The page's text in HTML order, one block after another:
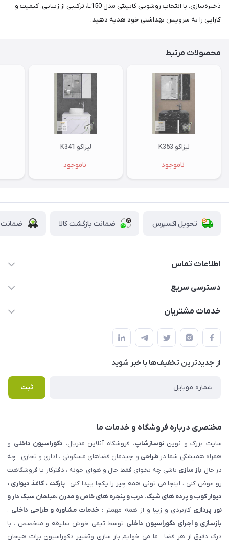
ذخیره‌سازی. با انتخاب روشویی کابینتی مدل L150، ترکیبی از زیبایی، کیفیت و
کارایی را به سرویس بهداشتی خود هدیه دهید.
محصولات مرتبط
لیزاکو K353
ناموجود
لیزاکو K341
ناموجود
تحویل اکسپرس ضمانت بازگشت کالا ضمانت
اطلاعات تماس
09123855612
املاک مدنی - نوساز شاپ
دسترسی سریع
حساب کاربری
لیست محصولات
درباره ما
خدمات مشتریان
قوانین و مقررات
حریم خصوصی
راهنما
پرسش های متداول
از جدید‌ترین تخفیف‌ها با‌ خبر شوید
ثبت
مختصری درباره فروشگاه و خدمات ما
سایت بزرگ و نویننوسازشاپ، فروشگاه آنلاین متریال، دکوراسیون داخلی و
همراه همیشگی شما درطراحی و چیدمان فضاهای مسکونی ، اداری و تجاری . چه
در حال باز سازی باشی چه بخوای فقط حال و هوای خونه ، دفترکار یا فروشگاهت
رو عوض کنی ، اینجا می تونی همه چیز را یکجا پیدا کنی :پارکت ، کاغذ دیواری ،
دیوار کوب و پرده های شیک. درب و پنجره های خاص و مدرن ،مبلمان سبک دار و
نور پردازی کاربردی و زیبا و از همه مهمتر : خدمات مشاوره و طراحی داخلی ،
بازسازی و اجرای دکوراسیون داخلی توسط تیمی خوش سلیقه و متخصص ، با
درک دقیق از هر فضا . ما می خوایم باز سازی وتغییر دکوراسیون برات هیجان